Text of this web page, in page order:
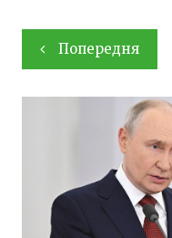
Навігація
записів
Попередня